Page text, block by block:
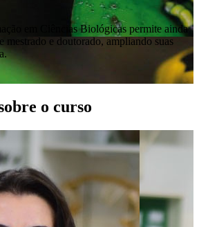
em Ciências Biológicas permite ainda
mestrado e doutorado, ampliando suas
o curso